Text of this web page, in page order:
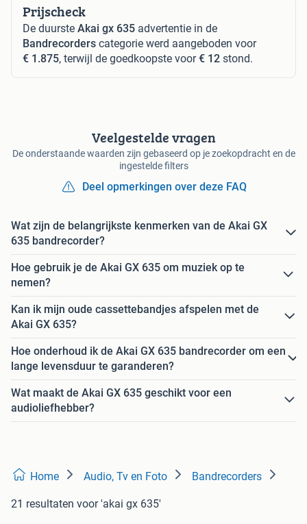
Prijscheck
De duurste Akai gx 635 advertentie in de
Bandrecorders categorie werd aangeboden voor
€ 1.875, terwijl de goedkoopste voor€ 12 stond.
Veelgestelde vragen
De onderstaande waarden zijn gebaseerd op je zoekopdracht en de
ingestelde filters
Deel opmerkingen over deze FAQ
Wat zijn de belangrijkste kenmerken van de Akai GX
635 bandrecorder?
Hoe gebruik je de Akai GX 635 om muziek op te
nemen?
Kan ik mijn oude cassettebandjes afspelen met de
Akai GX 635?
Hoe onderhoud ik de Akai GX 635 bandrecorder om een
lange levensduur te garanderen?
Wat maakt de Akai GX 635 geschikt voor een
audioliefhebber?
Home Audio, Tv en Foto Bandrecorders
21 resultaten voor 'akai gx 635'